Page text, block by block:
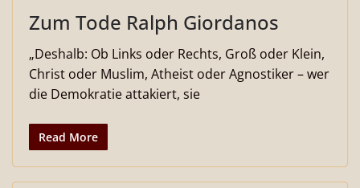
Zum Tode Ralph Giordanos
„Deshalb: Ob Links oder Rechts, Groß oder Klein,
Christ oder Muslim, Atheist oder Agnostiker – wer
die Demokratie attakiert, sie
Read More